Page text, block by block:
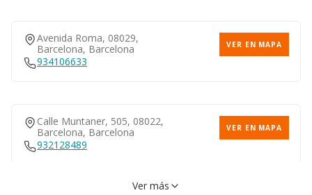
Avenida Roma, 08029,
Barcelona, Barcelona
VER EN MAPA
934106633
Calle Muntaner, 505, 08022,
Barcelona, Barcelona
VER EN MAPA
932128489
Ver más